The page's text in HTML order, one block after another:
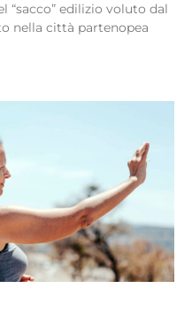
“sacco” edilizio voluto dal
nella città partenopea